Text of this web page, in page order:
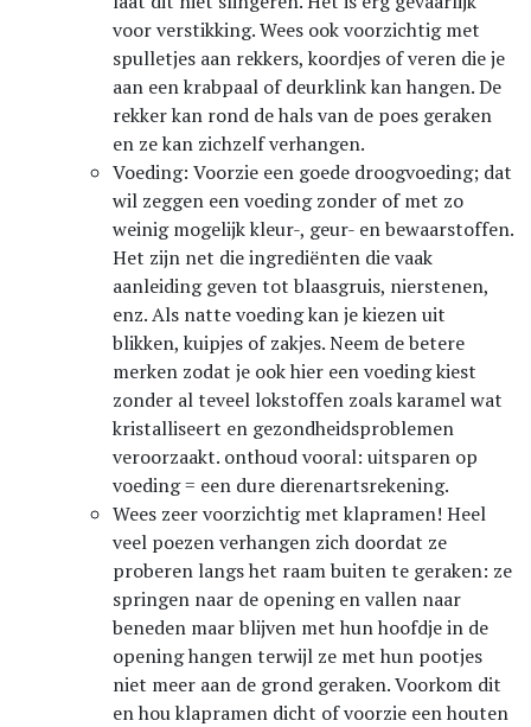
voor verstikking. Wees ook voorzichtig met
spulletjes aan rekkers, koordjes of veren die je
aan een krabpaal of deurklink kan hangen. De
rekker kan rond de hals van de poes geraken
en ze kan zichzelf verhangen.
Voeding: Voorzie een goede droogvoeding; dat
wil zeggen een voeding zonder of met zo
weinig mogelijk kleur-, geur- en bewaarstoffen.
Het zijn net die ingrediënten die vaak
aanleiding geven tot blaasgruis, nierstenen,
enz. Als natte voeding kan je kiezen uit
blikken, kuipjes of zakjes. Neem de betere
merken zodat je ook hier een voeding kiest
zonder al teveel lokstoffen zoals karamel wat
kristalliseert en gezondheidsproblemen
veroorzaakt. onthoud vooral: uitsparen op
voeding = een dure dierenartsrekening.
Wees zeer voorzichtig met klapramen! Heel
veel poezen verhangen zich doordat ze
proberen langs het raam buiten te geraken: ze
springen naar de opening en vallen naar
beneden maar blijven met hun hoofdje in de
opening hangen terwijl ze met hun pootjes
niet meer aan de grond geraken. Voorkom dit
en hou klapramen dicht of voorzie een houten